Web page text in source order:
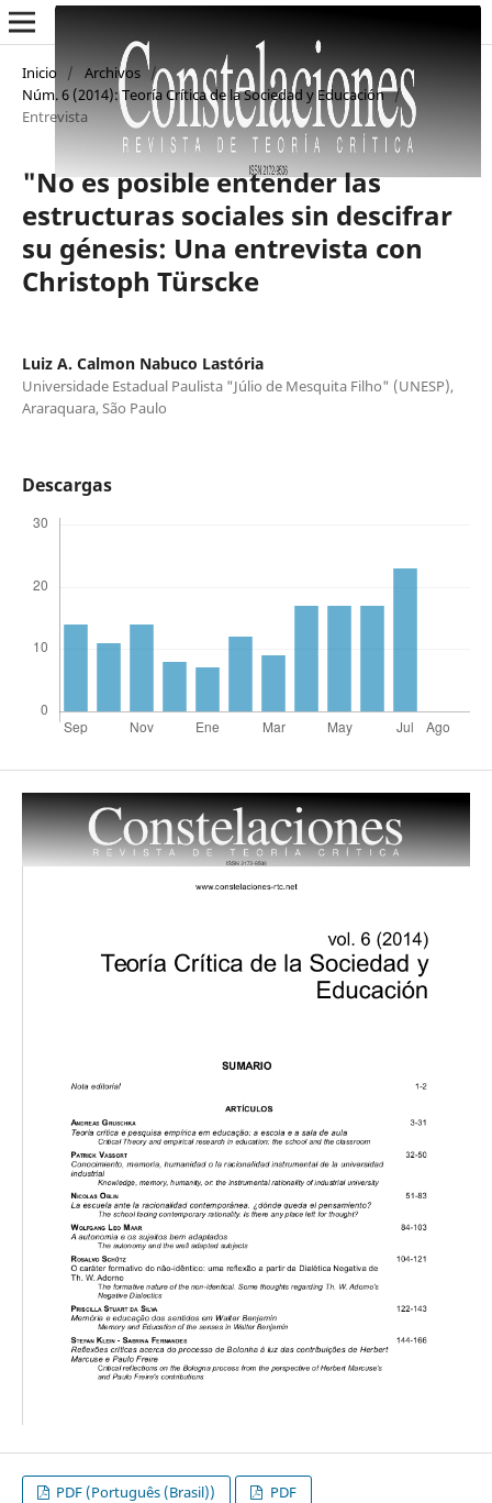
Inicio / Archivos /
Núm. 6 (2014): Teoría Crítica de la Sociedad y Educación /
Entrevista
"No es posible entender las
estructuras sociales sin descifrar
su génesis: Una entrevista con
Christoph Türscke
Luiz A. Calmon Nabuco Lastória
Universidade Estadual Paulista "Júlio de Mesquita Filho" (UNESP),
Araraquara, São Paulo
Descargas
PDF (Português (Brasil)) PDF